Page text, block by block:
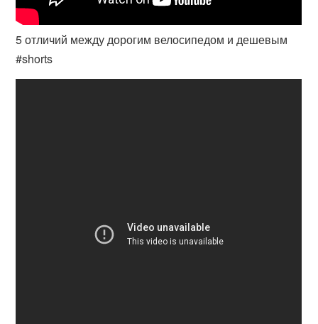
5 отличий между дорогим велосипедом и дешевым
#shorts